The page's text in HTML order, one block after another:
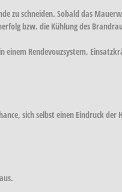
zu schneiden. Sobald das
bzw. die Kühlung des
Rendevouzsystem,
sich selbst einen Eindruck der